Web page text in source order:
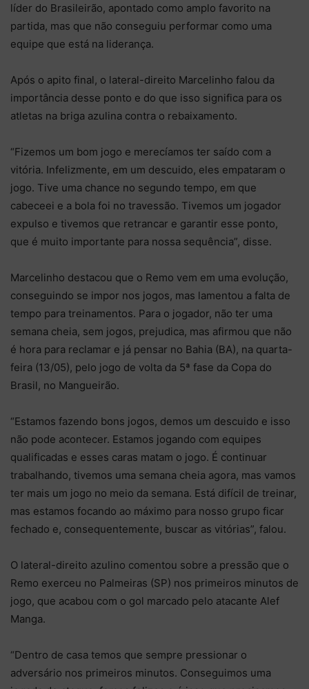
líder do Brasileirão, apontado como amplo favorito na
partida, mas que não conseguiu performar como uma
equipe que está na liderança.
Após o apito final, o lateral-direito Marcelinho falou da
importância desse ponto e do que isso significa para os
atletas na briga azulina contra o rebaixamento.
“Fizemos um bom jogo e merecíamos ter saído com a
vitória. Infelizmente, em um descuido, eles empataram o
jogo. Tive uma chance no segundo tempo, em que
cabeceei e a bola foi no travessão. Tivemos um jogador
expulso e tivemos que retrancar e garantir esse ponto,
que é muito importante para nossa sequência”, disse.
Marcelinho destacou que o Remo vem em uma evolução,
conseguindo se impor nos jogos, mas lamentou a falta de
tempo para treinamentos. Para o jogador, não ter uma
semana cheia, sem jogos, prejudica, mas afirmou que não
é hora para reclamar e já pensar no Bahia (BA), na quarta-
feira (13/05), pelo jogo de volta da 5ª fase da Copa do
Brasil, no Mangueirão.
“Estamos fazendo bons jogos, demos um descuido e isso
não pode acontecer. Estamos jogando com equipes
qualificadas e esses caras matam o jogo. É continuar
trabalhando, tivemos uma semana cheia agora, mas vamos
ter mais um jogo no meio da semana. Está difícil de treinar,
mas estamos focando ao máximo para nosso grupo ficar
fechado e, consequentemente, buscar as vitórias”, falou.
O lateral-direito azulino comentou sobre a pressão que o
Remo exerceu no Palmeiras (SP) nos primeiros minutos de
jogo, que acabou com o gol marcado pelo atacante Alef
Manga.
“Dentro de casa temos que sempre pressionar o
adversário nos primeiros minutos. Conseguimos uma